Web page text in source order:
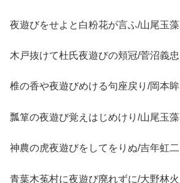
夜遊びをせよと白粉花が言ふ/山尾玉藻
木戸抜けて杜氏夜遊びの頬冠/菅沼義忠
椎の香や夜遊びめける句座戻り/岡本眸
瓢箪の夜遊び覚えはじめけり/山尾玉藻
神農の虎夜遊びをしてをりぬ/吉年虹二
青葉木菟村に夜遊び廃れずに/大野林火